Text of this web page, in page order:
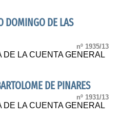
DOMINGO DE LAS
nº 1935/13
DE LA CUENTA GENERAL
DE PINARES
nº 1931/13
DE LA CUENTA GENERAL